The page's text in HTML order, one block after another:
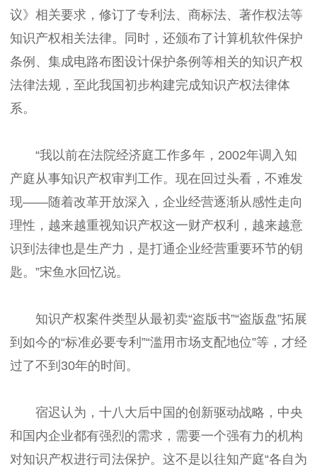
议》相关要求，修订了专利法、商标法、著作权法等
知识产权相关法律。同时，还颁布了计算机软件保护
条例、集成电路布图设计保护条例等相关的知识产权
法律法规，至此我国初步构建完成知识产权法律体
系。
“我以前在法院经济庭工作多年，2002年调入知
产庭从事知识产权审判工作。现在回过头看，不难发
现——随着改革开放深入，企业经营逐渐从感性走向
理性，越来越重视知识产权这一财产权利，越来越意
识到法律也是生产力，是打通企业经营重要环节的钥
匙。”宋鱼水回忆说。
知识产权案件类型从最初卖“盗版书”“盗版盘”拓展
到如今的“标准必要专利”“滥用市场支配地位”等，才经
过了不到30年的时间。
宿迟认为，十八大后中国的创新驱动战略，中央
和国内企业都有强烈的需求，需要一个强有力的机构
对知识产权进行司法保护。这不是以往知产庭“各自为